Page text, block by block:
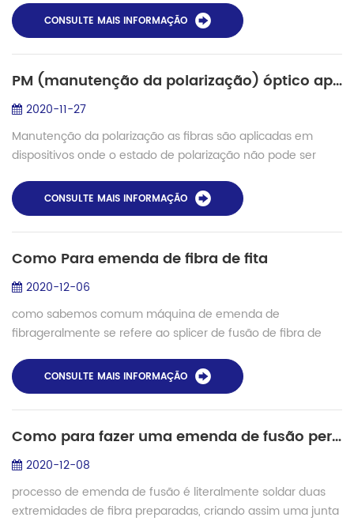
na China a desenvolver o...
CONSULTE MAIS INFORMAÇÃO
PM (manutenção da polarização) óptico aplicação de fibra com Shinho splicer de fusão
2020-11-27
Manutenção da polarização as fibras são aplicadas em
dispositivos onde o estado de polarização não pode ser
temperatura. exemplos são fibra in...
CONSULTE MAIS INFORMAÇÃO
Como Para emenda de fibra de fita
2020-12-06
como sabemos comum máquina de emenda de
fibrageralmente se refere ao splicer de fusão de fibra de
usados ​​para fibra de fita, fibra de grande ...
CONSULTE MAIS INFORMAÇÃO
Como para fazer uma emenda de fusão perfeita
2020-12-08
processo de emenda de fusão é literalmente soldar duas
extremidades de fibra preparadas, criando assim uma junta